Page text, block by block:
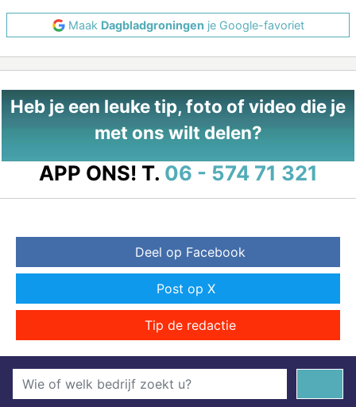
Maak Dagbladgroningen je Google-favoriet
Heb je een leuke tip, foto of video die je
met ons wilt delen?
APP ONS! T. 06 - 574 71 321
Deel op Facebook
Post op X
Tip de redactie